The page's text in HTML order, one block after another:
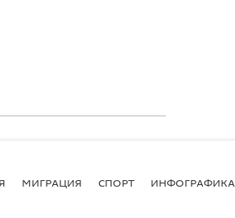
МИГРАЦИЯ СПОРТ ИНФОГРАФИКА